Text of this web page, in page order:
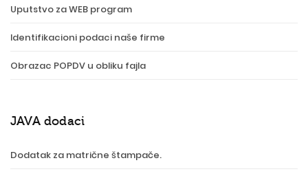
Uputstvo za WEB program
Identifikacioni podaci naše firme
Obrazac POPDV u obliku fajla
JAVA dodaci
Dodatak za matrične štampače.